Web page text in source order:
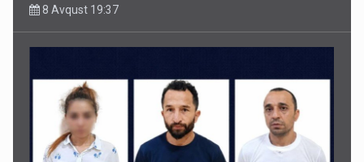
8 Avqust 19:37